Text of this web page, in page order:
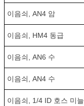
이음쇠, AN4 암
이음쇠, HM4 동급
이음쇠, AN6 수
이음쇠, AN4 수
이음쇠, 1/4 ID 호스 미늘